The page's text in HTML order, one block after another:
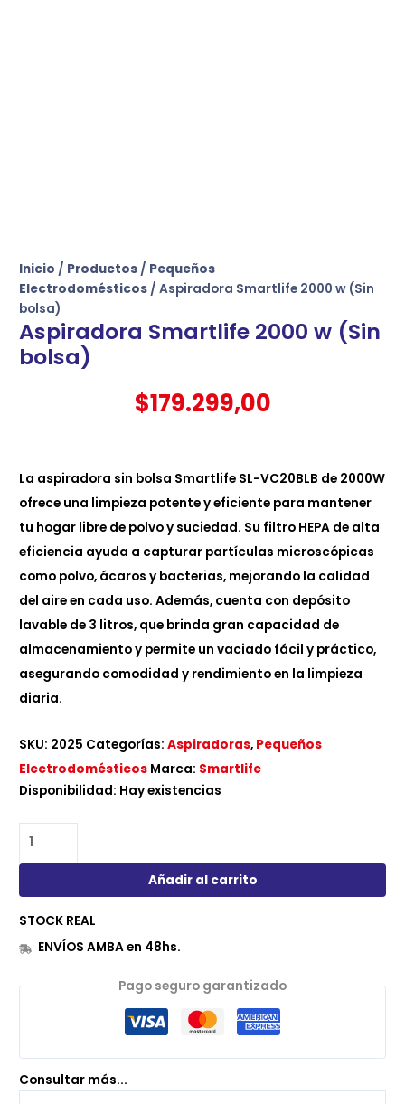
Inicio / Productos / Pequeños
Electrodomésticos / Aspiradora Smartlife 2000 w (Sin
bolsa)
Aspiradora Smartlife 2000 w (Sin
bolsa)
$179.299,00
La aspiradora sin bolsa Smartlife SL-VC20BLB de 2000W
ofrece una limpieza potente y eficiente para mantener
tu hogar libre de polvo y suciedad. Su filtro HEPA de alta
eficiencia ayuda a capturar partículas microscópicas
como polvo, ácaros y bacterias, mejorando la calidad
del aire en cada uso. Además, cuenta con depósito
lavable de 3 litros, que brinda gran capacidad de
almacenamiento y permite un vaciado fácil y práctico,
asegurando comodidad y rendimiento en la limpieza
diaria.
SKU: 2025 Categorías:Aspiradoras, Pequeños
Electrodomésticos Marca: Smartlife
Disponibilidad: Hay existencias
Añadir al carrito
STOCK REAL
ENVÍOS AMBA en 48hs.
Pago seguro garantizado
Consultar más...